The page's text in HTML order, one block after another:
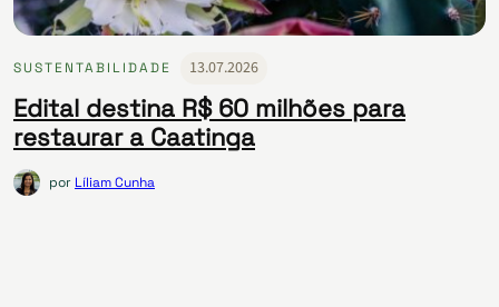
SUSTENTABILIDADE 13.07.2026
Edital destina R$ 60 milhões para
restaurar a Caatinga
por Líliam Cunha